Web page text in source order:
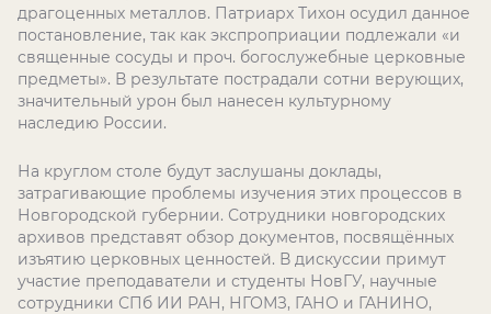
драгоценных металлов. Патриарх Тихон осудил данное
постановление, так как экспроприации подлежали «и
священные сосуды и проч. богослужебные церковные
предметы». В результате пострадали сотни верующих,
значительный урон был нанесен культурному
наследию России.
На круглом столе будут заслушаны доклады,
затрагивающие проблемы изучения этих процессов в
Новгородской губернии. Сотрудники новгородских
архивов представят обзор документов, посвящённых
изъятию церковных ценностей. В дискуссии примут
участие преподаватели и студенты НовГУ, научные
сотрудники СПб ИИ РАН, НГОМЗ, ГАНО и ГАНИНО,